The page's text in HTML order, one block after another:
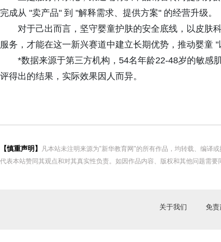
完成从 "卖产品" 到 "解释需求、提供方案" 的经营升级。
对于己出而言，坚守婴童护肤的安全底线，以皮肤
服务，才能在这一新兴赛道中建立长期优势，推动婴童
*数据来源于第三方机构，54名年龄22-48岁的敏感
评得出的结果，实际效果因人而异。
【慎重声明】
凡本站未注明来源为"新华教育网"的所有作品，均转载、编译
代表本站赞同其观点和对其真实性负责。如因作品内容、版权和其他问题需
关于我们 免责